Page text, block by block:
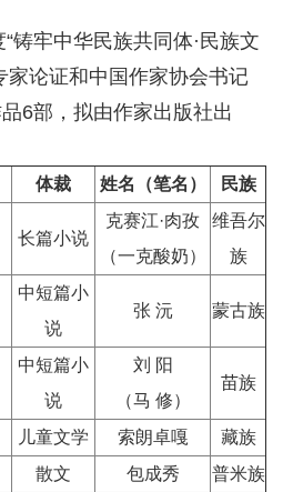
铸牢中华民族共同体·民族文
家论证和中国作家协会书记
6部，拟由作家出版社出
体裁 姓名（笔名） 民族
长篇小说
克赛江·肉孜
（一克酸奶）
维吾尔
族
中短篇小
说
张 沅 蒙古族
中短篇小
说
刘 阳
（马 修）
苗族
儿童文学 索朗卓嘎
藏族
散文 包成秀 普米族